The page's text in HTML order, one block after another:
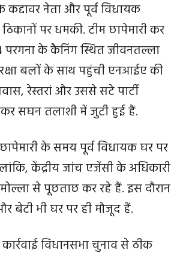
नेता और पूर्व विधायक
पर धमकी. टीम छापेमारी कर
परगना के कैनिंग स्थित जीवनतल्ला
बलों के साथ पहुंची एनआईए की
रेस्तरां और उससे सटे पार्टी
सघन तलाशी में जुटी हुई हैं.
के समय पूर्व विधायक घर पर
केंद्रीय जांच एजेंसी के अधिकारी
से पूछताछ कर रहे हैं. इस दौरान
बेटी भी घर पर ही मौजूद हैं.
विधानसभा चुनाव से ठीक